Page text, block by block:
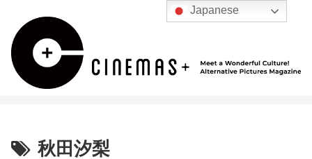
秋田汐梨
Japanese